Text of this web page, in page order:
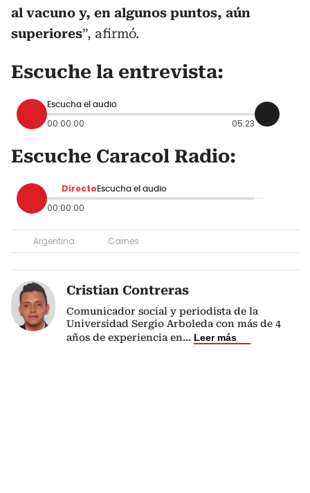
al vacuno y, en algunos puntos, aún
superiores”, afirmó.
Escuche la entrevista:
Escucha el audio
00:00:00 05:23
Escuche Caracol Radio:
Directo Escucha el audio
00:00:00
Argentina Carnes
Cristian Contreras
Comunicador social y periodista de la
Universidad Sergio Arboleda con más de 4
años de experiencia en... Leer más